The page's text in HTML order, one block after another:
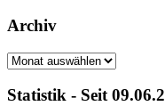
Archiv
Archiv
Statistik - Seit